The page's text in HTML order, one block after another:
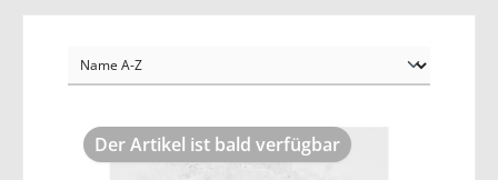
Der Artikel ist bald verfügbar